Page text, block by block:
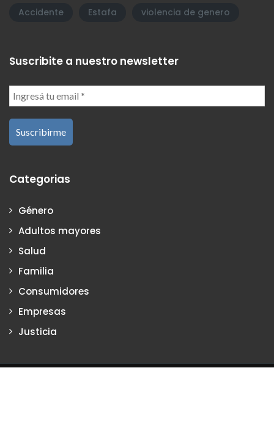
Accidente
Estafa violencia de genero
Suscribite a nuestro newsletter
Categorias
Género
Adultos mayores
Salud
Familia
Consumidores
Empresas
Justicia